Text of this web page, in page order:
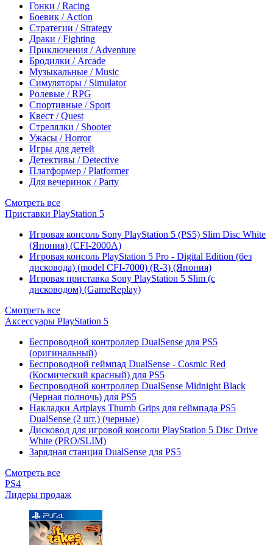
Гонки / Racing
Боевик / Action
Стратегии / Strategy
Драки / Fighting
Приключения / Adventure
Бродилки / Arcade
Музыкальные / Music
Симуляторы / Simulator
Ролевые / RPG
Спортивные / Sport
Квест / Quest
Стрелялки / Shooter
Ужасы / Horror
Игры для детей
Детективы / Detective
Платформер / Platformer
Для вечеринок / Party
Смотреть все
Приставки PlayStation 5
Игровая консоль Sony PlayStation 5 (PS5) Slim Disc White
(Япония) (CFI-2000A)
Игровая консоль PlayStation 5 Pro - Digital Edition (без
дисковода) (model CFI-7000) (R-3) (Япония)
Игровая приставка Sony PlayStation 5 Slim (с
дисководом) (GameReplay)
Смотреть все
Аксессуары PlayStation 5
Беспроводной контроллер DualSense для PS5
(оригинальный)
Беспроводной геймпад DualSense - Cosmic Red
(Космический красный) для PS5
Беспроводной контроллер DualSense Midnight Black
(Черная полночь) для PS5
Накладки Artplays Thumb Grips для геймпада PS5
DualSense (2 шт.) (черные)
Дисковод для игровой консоли PlayStation 5 Disc Drive
White (PRO/SLIM)
Зарядная станция DualSense для PS5
Смотреть все
PS4
Лидеры продаж